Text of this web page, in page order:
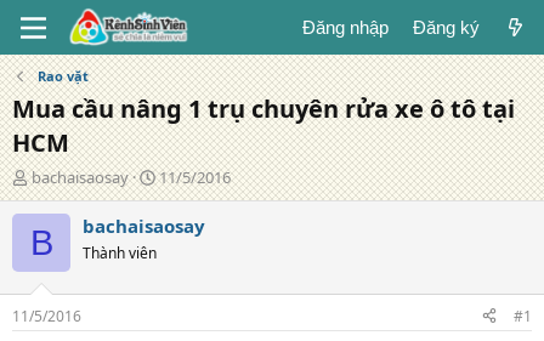
Đăng nhập Đăng ký
Rao vặt
Mua cầu nâng 1 trụ chuyên rửa xe ô tô tại
HCM
T
á
c
g
ả
bachaisaosay
N
g
à
g
11/5/2016
B bachaisaosay
Thành viên
11/5/2016 #1